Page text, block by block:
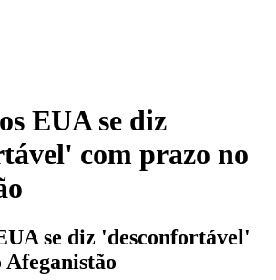
EUA se diz
com prazo no
se diz 'desconfortável'